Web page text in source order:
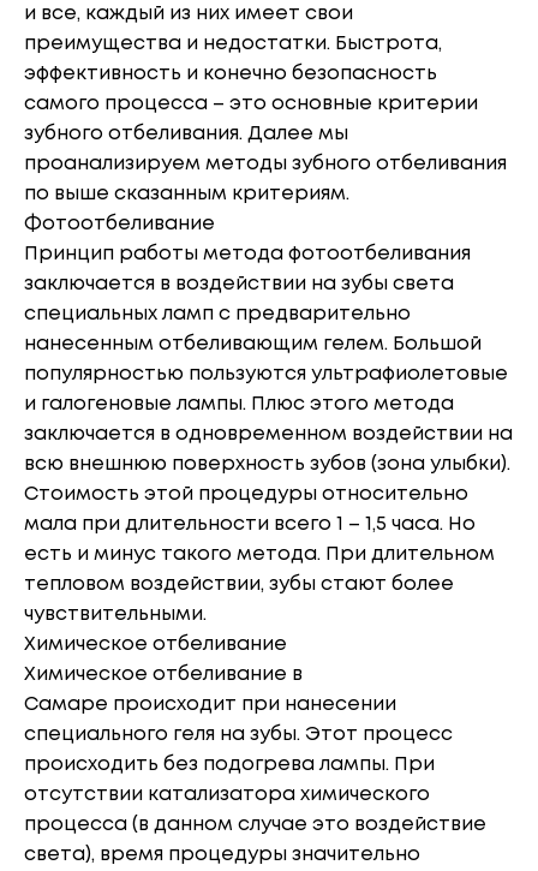
и все, каждый из них имеет свои
преимущества и недостатки. Быстрота,
эффективность и конечно безопасность
самого процесса – это основные критерии
зубного отбеливания. Далее мы
проанализируем методы зубного отбеливания
по выше сказанным критериям.
Фотоотбеливание
Принцип работы метода фотоотбеливания
заключается в воздействии на зубы света
специальных ламп с предварительно
нанесенным отбеливающим гелем. Большой
популярностью пользуются ультрафиолетовые
и галогеновые лампы. Плюс этого метода
заключается в одновременном воздействии на
всю внешнюю поверхность зубов (зона улыбки).
Стоимость этой процедуры относительно
мала при длительности всего 1 – 1,5 часа. Но
есть и минус такого метода. При длительном
тепловом воздействии, зубы стают более
чувствительными.
Химическое отбеливание
Химическое отбеливание в
Самаре происходит при нанесении
специального геля на зубы. Этот процесс
происходить без подогрева лампы. При
отсутствии катализатора химического
процесса (в данном случае это воздействие
света), время процедуры значительно